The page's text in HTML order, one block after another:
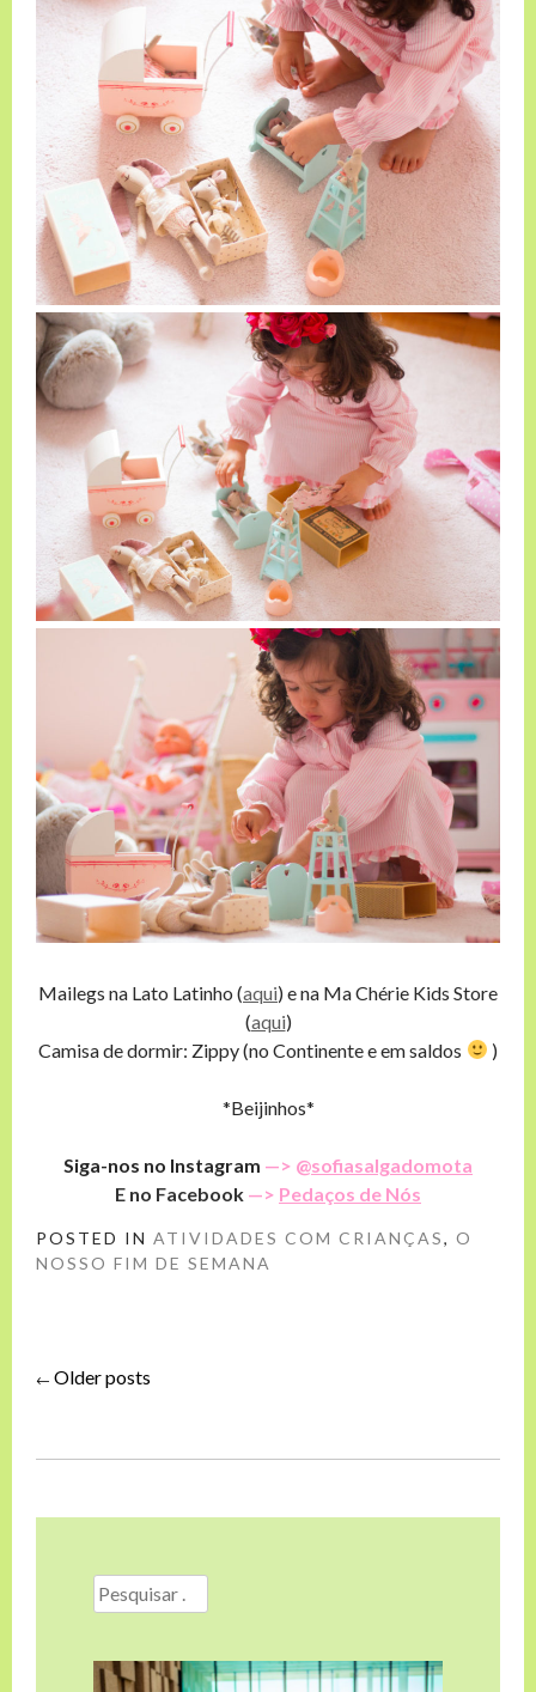
Mailegs na Lato Latinho (aqui) e na Ma Chérie Kids Store
(aqui)
Camisa de dormir: Zippy (no Continente e em saldos
)
*Beijinhos*
Siga-nos no Instagram —> @sofiasalgadomota
E no Facebook —> Pedaços de Nós
POSTED IN ATIVIDADES COM CRIANÇAS, O
NOSSO FIM DE SEMANA
Posts
navigation
← Older posts
Pesquisar
por: